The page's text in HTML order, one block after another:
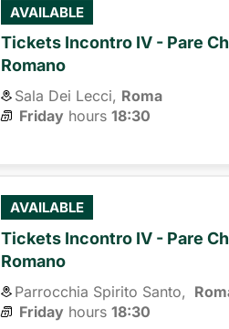
AVAILABLE
Tickets Incontro IV - Pare
Romano
Sala Dei Lecci, Roma
Fridayhours 18:30
AVAILABLE
Tickets Incontro IV - Pare
Romano
Parrocchia Spirito Santo,
Fridayhours 18:30